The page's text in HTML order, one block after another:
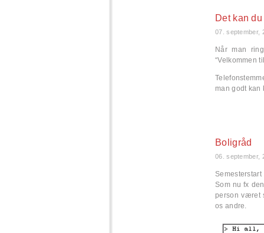
Det kan
07. september,
Når man
“Velkommen
man godt kan
Boligråd
06. september,
Som nu fx
person været
os andre.